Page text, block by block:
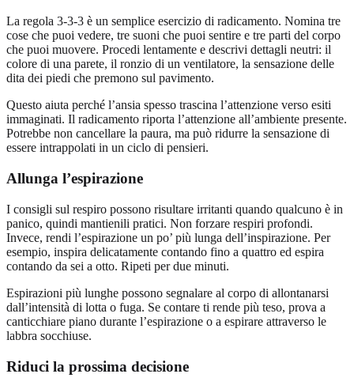
La regola 3-3-3 è un semplice esercizio di radicamento. Nomina tre
cose che puoi vedere, tre suoni che puoi sentire e tre parti del corpo
che puoi muovere. Procedi lentamente e descrivi dettagli neutri: il
colore di una parete, il ronzio di un ventilatore, la sensazione delle
dita dei piedi che premono sul pavimento.
Questo aiuta perché l’ansia spesso trascina l’attenzione verso esiti
immaginati. Il radicamento riporta l’attenzione all’ambiente presente.
Potrebbe non cancellare la paura, ma può ridurre la sensazione di
essere intrappolati in un ciclo di pensieri.
Allunga l’espirazione
I consigli sul respiro possono risultare irritanti quando qualcuno è in
panico, quindi mantienili pratici. Non forzare respiri profondi.
Invece, rendi l’espirazione un po’ più lunga dell’inspirazione. Per
esempio, inspira delicatamente contando fino a quattro ed espira
contando da sei a otto. Ripeti per due minuti.
Espirazioni più lunghe possono segnalare al corpo di allontanarsi
dall’intensità di lotta o fuga. Se contare ti rende più teso, prova a
canticchiare piano durante l’espirazione o a espirare attraverso le
labbra socchiuse.
Riduci la prossima decisione